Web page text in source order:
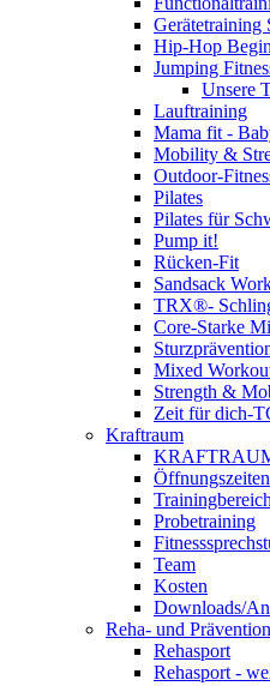
Gerätetraining
Hip-Hop
Jumping
Unsere
Lauftraining
Mama fit -
Mobility &
Outdoor-
Pilates
Pilates für
Pump it!
Rücken-Fit
Sandsack
TRX®-
Core-Starke
Mixed
Strength &
Zeit für dich-
Kraftraum
Öffnungszeiten
Trainingbereich
Probetraining
Team
Kosten
Downloads/
Reha- und
Rehasport
Rehasport -